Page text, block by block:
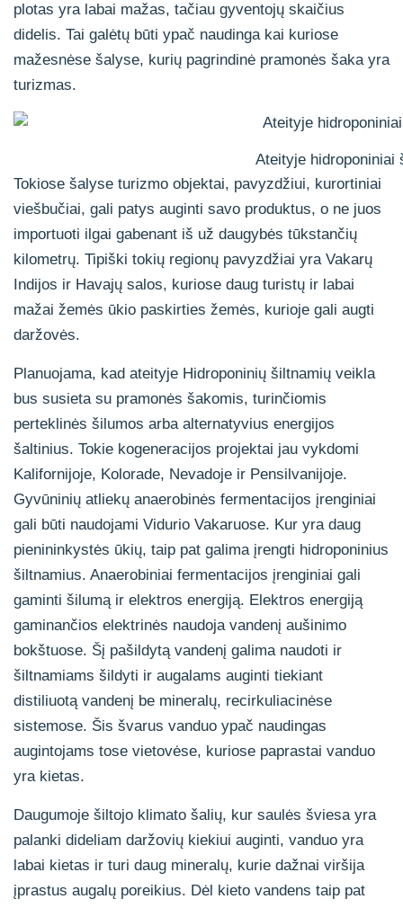
plotas yra labai mažas, tačiau gyventojų skaičius
didelis. Tai galėtų būti ypač naudinga kai kuriose
mažesnėse šalyse, kurių pagrindinė pramonės šaka yra
turizmas.
Ateityje hidroponiniai
Tokiose šalyse turizmo objektai, pavyzdžiui, kurortiniai
viešbučiai, gali patys auginti savo produktus, o ne juos
importuoti ilgai gabenant iš už daugybės tūkstančių
kilometrų. Tipiški tokių regionų pavyzdžiai yra Vakarų
Indijos ir Havajų salos, kuriose daug turistų ir labai
mažai žemės ūkio paskirties žemės, kurioje gali augti
daržovės.
Planuojama, kad ateityje Hidroponinių šiltnamių veikla
bus susieta su pramonės šakomis, turinčiomis
perteklinės šilumos arba alternatyvius energijos
šaltinius. Tokie kogeneracijos projektai jau vykdomi
Kalifornijoje, Kolorade, Nevadoje ir Pensilvanijoje.
Gyvūninių atliekų anaerobinės fermentacijos įrenginiai
gali būti naudojami Vidurio Vakaruose. Kur yra daug
pienininkystės ūkių, taip pat galima įrengti hidroponinius
šiltnamius. Anaerobiniai fermentacijos įrenginiai gali
gaminti šilumą ir elektros energiją. Elektros energiją
gaminančios elektrinės naudoja vandenį aušinimo
bokštuose. Šį pašildytą vandenį galima naudoti ir
šiltnamiams šildyti ir augalams auginti tiekiant
distiliuotą vandenį be mineralų, recirkuliacinėse
sistemose. Šis švarus vanduo ypač naudingas
augintojams tose vietovėse, kuriose paprastai vanduo
yra kietas.
Daugumoje šiltojo klimato šalių, kur saulės šviesa yra
palanki dideliam daržovių kiekiui auginti, vanduo yra
labai kietas ir turi daug mineralų, kurie dažnai viršija
įprastus augalų poreikius. Dėl kieto vandens taip pat